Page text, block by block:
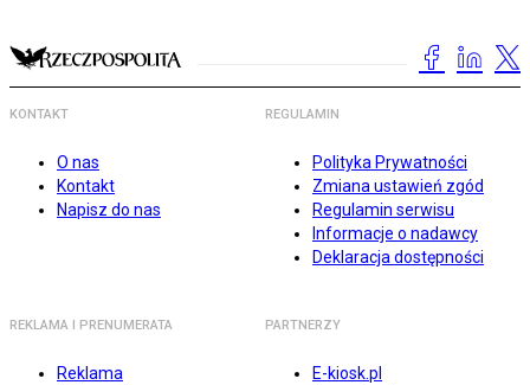
KONTAKT
O nas
Kontakt
Napisz do nas
REGULAMIN
Polityka Prywatności
Zmiana ustawień zgód
Regulamin serwisu
Informacje o nadawcy
Deklaracja dostępności
REKLAMA I PRENUMERATA
Reklama
PARTNERZY
E-kiosk.pl